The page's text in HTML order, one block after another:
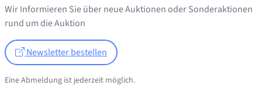
Wir Informieren Sie über neue Auktionen oder Sonderaktionen
rund um die Auktion
Newsletter bestellen
Eine Abmeldung ist jederzeit möglich.